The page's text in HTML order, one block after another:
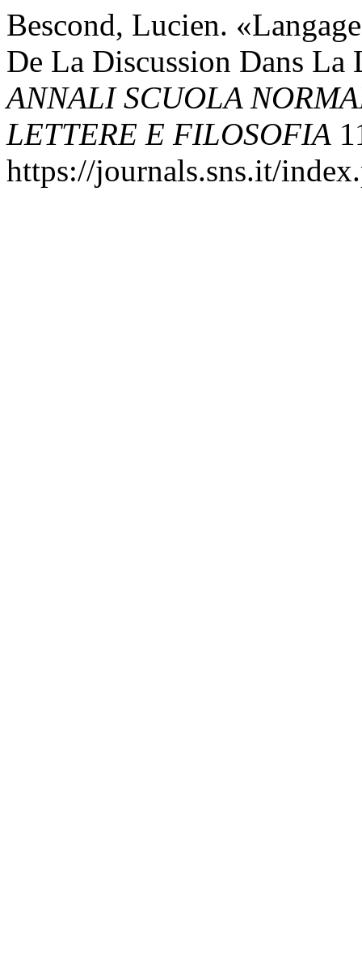
Bescond, Lucien.
De La Discussion Dans
ANNALI SCUOLA
LETTERE E FILOSOFIA
https://journals.sns.it/